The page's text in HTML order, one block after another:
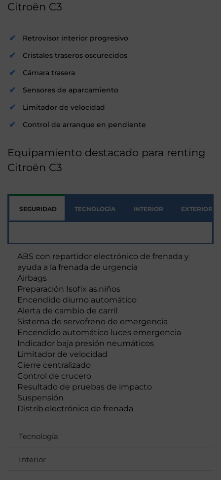
Citroën C3
Retrovisor interior progresivo
Cristales traseros oscurecidos
Cámara trasera
Sensores de aparcamiento
Limitador de velocidad
Control de arranque en pendiente
Equipamiento destacado para renting
Citroën C3
SEGURIDAD TECNOLOGÍA INTERIOR EXTERIOR
ABS con repartidor electrónico de frenada y
ayuda a la frenada de urgencia
Airbags
Preparación Isofix as.niños
Encendido diurno automático
Alerta de cambio de carril
Sistema de servofreno de emergencia
Encendido automático luces emergencia
Indicador baja presión neumáticos
Limitador de velocidad
Cierre centralizado
Control de crucero
Resultado de pruebas de impacto
Suspensión
Distrib.electrónica de frenada
Tecnología
Interior